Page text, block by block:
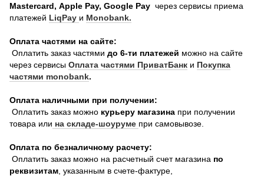
Mastercard, Apple Pay, Google Pay через сервисы приема
платежей LiqPay и Monobank.
Оплата частями на сайте:
Оплатить заказ частями до 6-ти платежей можно на сайте
через сервисы Оплата частями ПриватБанк и Покупка
частями monobank.
Оплата наличными при получении:
Оплатить заказ можно курьеру магазина при получении
товара или на складе-шоуруме при самовывозе.
Оплата по безналичному расчету:
Оплатить заказ можно на расчетный счет магазина по
реквизитам , указанным в счете-фактуре,